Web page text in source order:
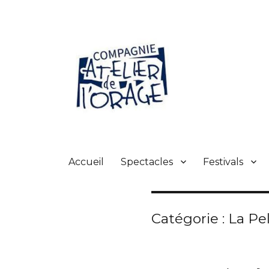
Accueil Spectacles Festivals
Catégorie : La